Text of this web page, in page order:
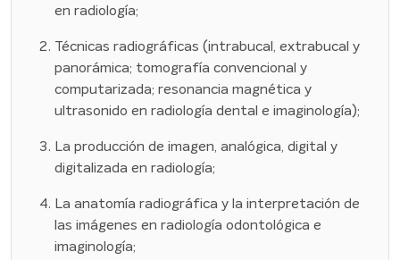
en radiología;
Técnicas radiográficas (intrabucal, extrabucal y
panorámica; tomografía convencional y
computarizada; resonancia magnética y
ultrasonido en radiología dental e imaginología);
La producción de imagen, analógica, digital y
digitalizada en radiología;
La anatomía radiográfica y la interpretación de
las imágenes en radiología odontológica e
imaginología;